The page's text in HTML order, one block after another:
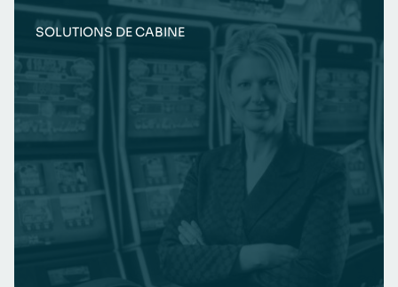
SOLUTIONS DE CABINE